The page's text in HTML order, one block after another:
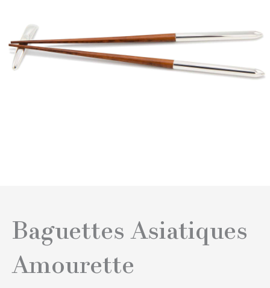
Baguettes Asiatiques
Amourette